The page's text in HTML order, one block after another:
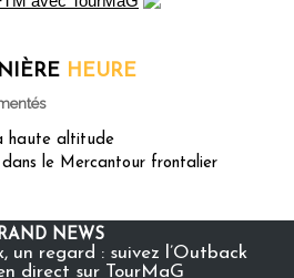
HEURE
haute altitude
le Mercantour frontalier
NEWS
un regard : suivez l’Outback
direct sur TourMaG